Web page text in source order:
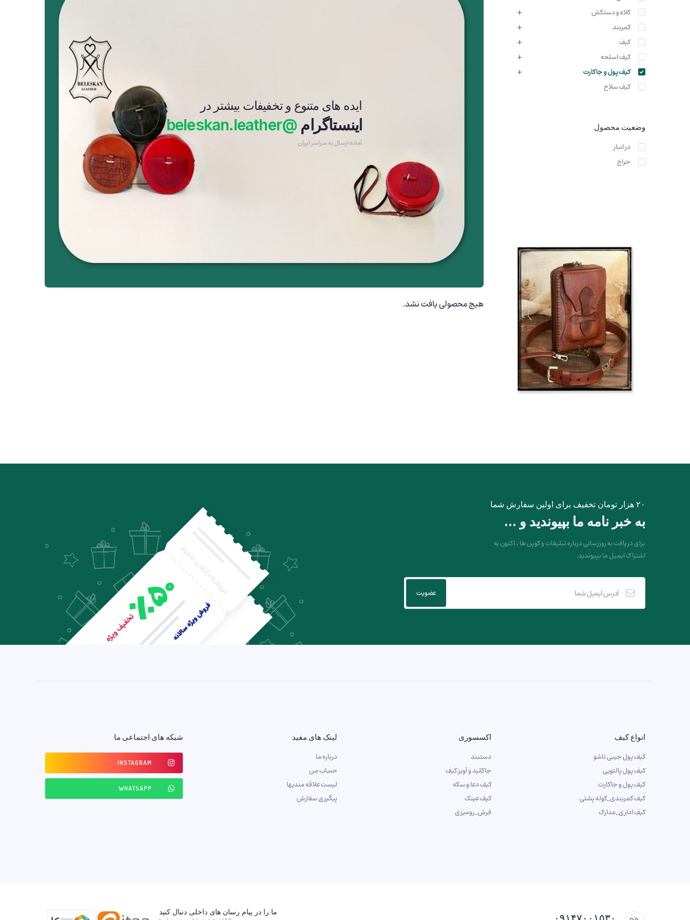
کیف کمربندی_کوله پشتی
ایده های متنوع و تخفیفات بیشتر در
اینستاگرام @beleskan.leather
آماده ارسال به سراسر ایران
هیچ محصولی یافت نشد.
کلاه و دستکش
کمربند
کیف
کیف اسلحه
کیف پول و جاکارت
کیف سلاح
وضعیت محصول
در انبار
حراج
۲۰ هزار تومان تخفیف برای اولین سفارش شما
به خبر نامه ما بپیوندید و ...
برای دریافت به روزرسانی درباره تبلیغات و کوپن ها ، اکنون به
اشتراک ایمیل ما بپیوندید.
انواع کیف
کیف پول جیبی تاشو
کیف پول پالتویی
کیف پول و جاکارت
کیف کمربندی_کوله پشتی
کیف اداری_مدارک
اکسسوری
دستبند
جاکلید و آویز کیف
کیف دعا و سکه
کیف عینک
فرش_رومیزی
لینک های مفید
درباره ما
حساب من
لیست علاقه مندیها
پیگیری سفارش
شبکه های اجتماعی ما
INSTAGRAM
WHATSAPP
ما را در پیام رسان های داخلی دنبال کنید